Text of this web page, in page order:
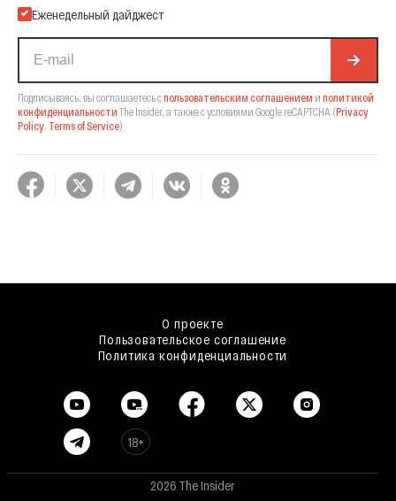
Еженедельный дайджест
Подписываясь, вы соглашаетесь спользовательским соглашением и политикой
конфиденциальности The Insider, а также с условиями Google reCAPTCHA (Privacy
Policy Terms of Service).
О проекте
Пользовательское соглашение
Политика конфиденциальности
18+
2026 The Insider